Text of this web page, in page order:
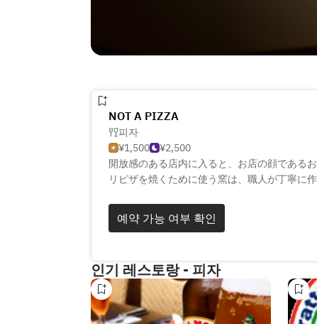
NOT A PIZZA
피자
¥1,500
¥2,500
開放感のある店内に入ると、お店の顔である
リピザを焼くために使う窯は、職人が丁寧に
既存のピザの枠にとらわれない、新感覚のピ
トやマルゲリータなどのピザメニューをご用
예약 가능 여부 확인
인기 레스토랑 - 피자